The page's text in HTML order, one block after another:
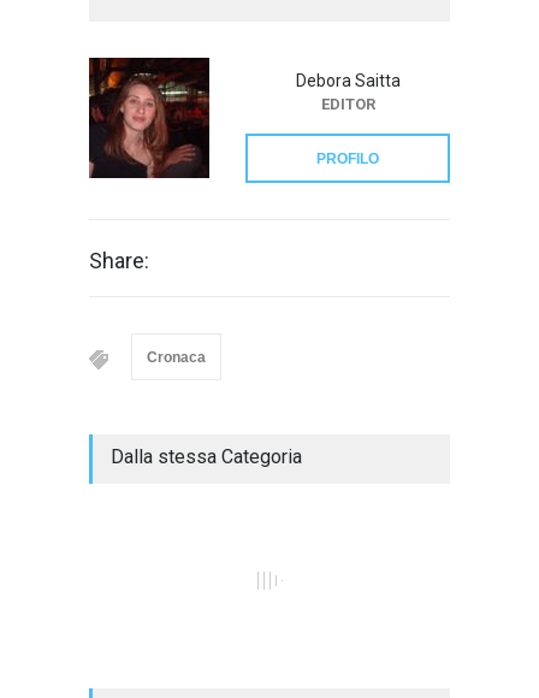
Debora Saitta
EDITOR
PROFILO
Share:
Cronaca
Dalla stessa Categoria